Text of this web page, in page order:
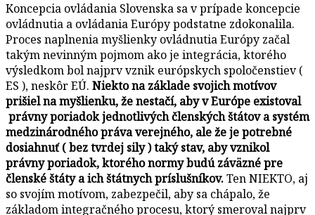
Koncepcia ovládania Slovenska sa v prípade koncepcie
ovládnutia a ovládania Európy podstatne zdokonalila.
Proces naplnenia myšlienky ovládnutia Európy začal
takým nevinným pojmom ako je integrácia, ktorého
výsledkom bol najprv vznik európskych spoločenstiev (
ES ), neskôr EÚ. Niekto na základe svojich motívov
prišiel na myšlienku, že nestačí, aby v Európe existoval
právny poriadok jednotlivých členských štátov a systém
medzinárodného práva verejného, ale že je potrebné
dosiahnuť ( bez tvrdej sily ) taký stav, aby vznikol
právny poriadok, ktorého normy budú záväzné pre
členské štáty a ich štátnych príslušníkov.Ten NIEKTO, aj
so svojím motívom, zabezpečil, aby sa chápalo, že
základom integračného procesu, ktorý smeroval najprv